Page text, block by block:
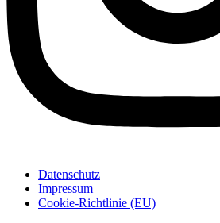
Datenschutz
Impressum
Cookie-Richtlinie (EU)